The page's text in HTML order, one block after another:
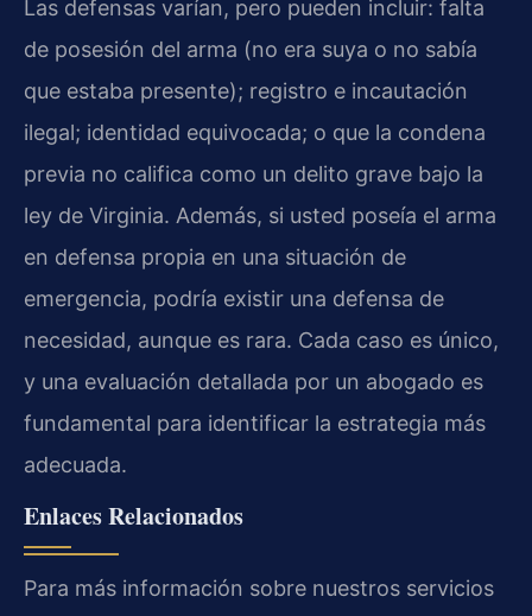
Las defensas varían, pero pueden incluir: falta
de posesión del arma (no era suya o no sabía
que estaba presente); registro e incautación
ilegal; identidad equivocada; o que la condena
previa no califica como un delito grave bajo la
ley de Virginia. Además, si usted poseía el arma
en defensa propia en una situación de
emergencia, podría existir una defensa de
necesidad, aunque es rara. Cada caso es único,
y una evaluación detallada por un abogado es
fundamental para identificar la estrategia más
adecuada.
Enlaces Relacionados
Para más información sobre nuestros servicios